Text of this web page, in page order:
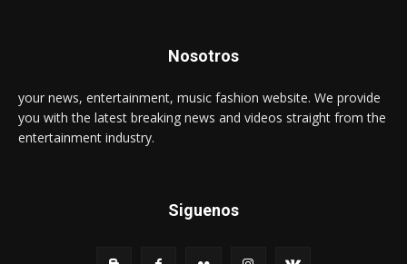
Nosotros
your news, entertainment, music fashion website. We provide
you with the latest breaking news and videos straight from the
entertainment industry.
Siguenos